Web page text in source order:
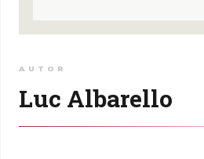
AUTOR
Luc Albarello